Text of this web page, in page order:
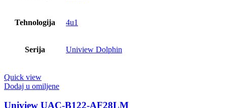
Tehnologija 4u1
Serija Uniview Dolphin
Quick view
Dodaj u omiljene
Uniview UAC-B122-AF28LM